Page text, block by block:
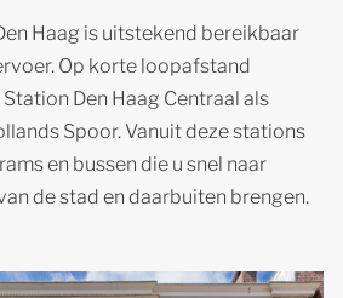
Haag is uitstekend bereikbaar
Op korte loopafstand
Den Haag Centraal als
Spoor. Vanuit deze stations
en bussen die u snel naar
de stad en daarbuiten brengen.